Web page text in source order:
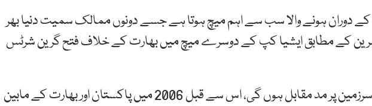
دوران ہونے والا سب سے اہم میچ ہوتا ہے جسے دونوں ممالک سمیت دنیا بھر
کے مطابق ایشیا کپ کے دوسرے میچ میں بھارت کے خلاف فتح گرین شرٹس
دونوں ٹیمیں 12 برس بعد اماراتی سرزمین پر مد مقابل ہوں گی، اس سے قبل 2006 میں پاکستان اور بھارت کے مابین